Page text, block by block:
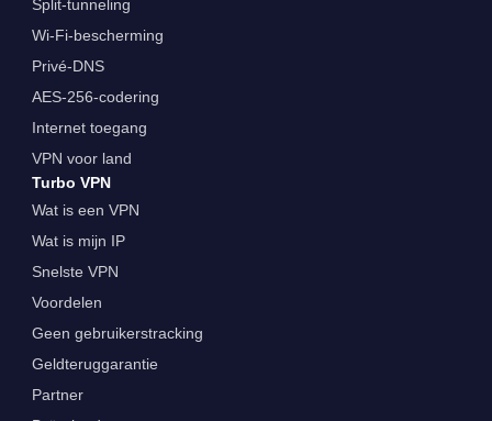
Split-tunneling
Wi-Fi-bescherming
Privé-DNS
AES-256-codering
Internet toegang
VPN voor land
Turbo VPN
Wat is een VPN
Wat is mijn IP
Snelste VPN
Voordelen
Geen gebruikerstracking
Geldteruggarantie
Partner